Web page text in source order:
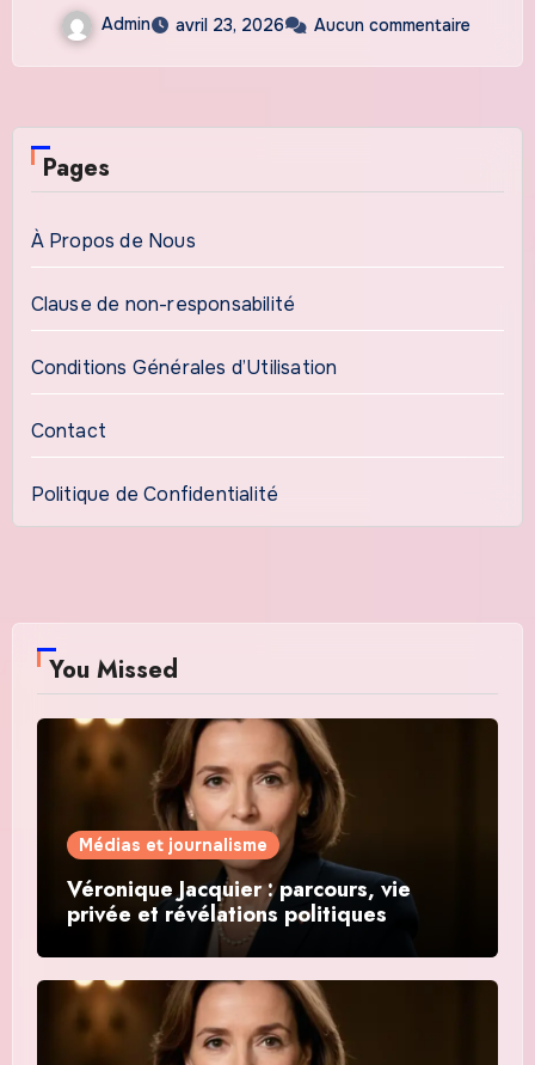
Admin avril 23, 2026 Aucun commentaire
Pages
À Propos de Nous
Clause de non-responsabilité
Conditions Générales d’Utilisation
Contact
Politique de Confidentialité
You Missed
Médias et journalisme
Véronique Jacquier : parcours, vie
privée et révélations politiques